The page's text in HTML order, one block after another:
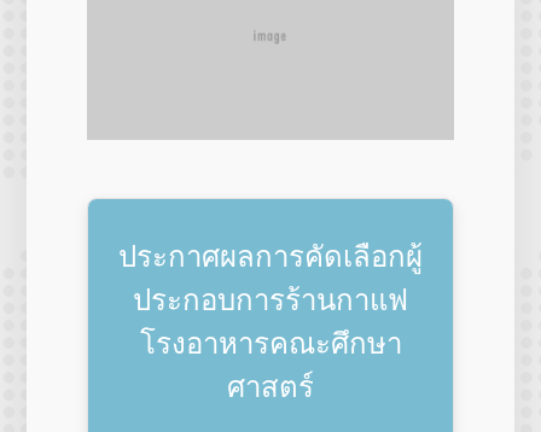
ประกาศผลการคัดเลือกผู้
ประกอบการร้านกาแฟ
โรงอาหารคณะศึกษา
ศาสตร์